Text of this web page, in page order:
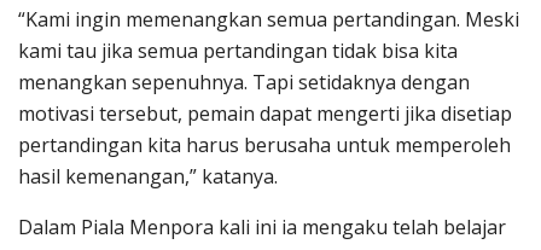
“Kami ingin memenangkan semua pertandingan. Meski
kami tau jika semua pertandingan tidak bisa kita
menangkan sepenuhnya. Tapi setidaknya dengan
motivasi tersebut, pemain dapat mengerti jika disetiap
pertandingan kita harus berusaha untuk memperoleh
hasil kemenangan,” katanya.
Dalam Piala Menpora kali ini ia mengaku telah belajar